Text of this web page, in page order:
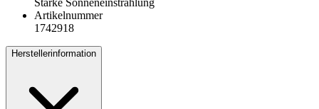
Starke Sonneneinstrahlung
Artikelnummer
1742918
Herstellerinformation